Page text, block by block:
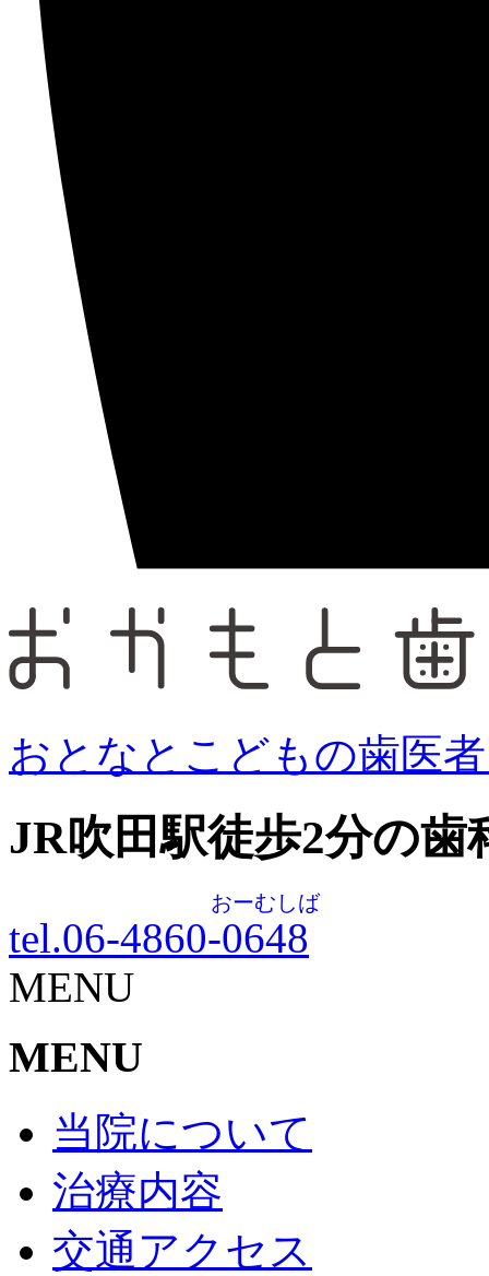
おとなとこどもの歯医
JR吹田駅徒歩2分の歯
tel.06-4860-0648
おーむしば
MENU
MENU
当院について
治療内容
交通アクセス